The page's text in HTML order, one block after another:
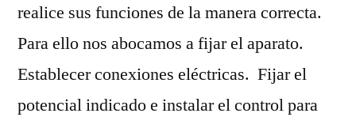
realice sus funciones de la manera correcta.
Para ello nos abocamos a fijar el aparato.
Establecer conexiones eléctricas. Fijar el
potencial indicado e instalar el control para